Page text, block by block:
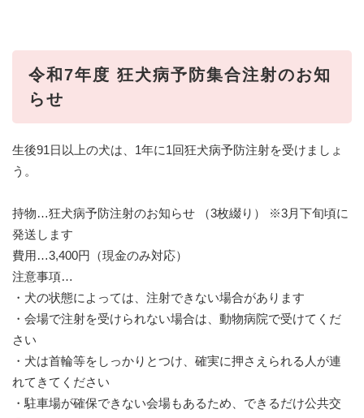
令和7年度 狂犬病予防集合注射のお知
らせ
生後91日以上の犬は、1年に1回狂犬病予防注射を受けましょ
う。
持物…狂犬病予防注射のお知らせ （3枚綴り） ※3月下旬頃に
発送します
費用…3,400円（現金のみ対応）
注意事項…
・犬の状態によっては、注射できない場合があります
・会場で注射を受けられない場合は、動物病院で受けてくだ
さい
・犬は首輪等をしっかりとつけ、確実に押さえられる人が連
れてきてください
・駐車場が確保できない会場もあるため、できるだけ公共交